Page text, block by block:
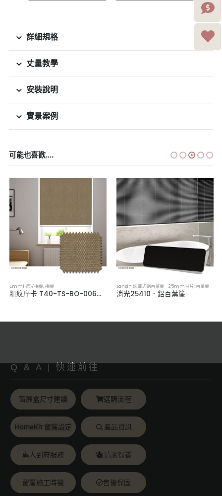
詳細規格
丈量教學
安裝說明
實景案例
可能也喜歡....
Emmi 遮光捲簾,捲簾
粗紋摩卡 T40-TS-BO-006．全遮光捲簾
Lansin 珠鍊式鋁百葉簾 25mm葉片,百葉簾
消光25410．鋁百葉簾
Q & A | 快速前往
窗簾盒尺寸建議 選購流程
HomeKit 窗簾設定 產品資訊
專人到府服務 清潔保養
窗簾施工時機 售後保固